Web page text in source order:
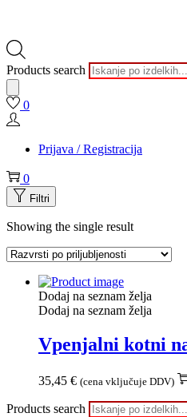
Products search
0
Prijava / Registracija
0
Filtri
Showing the single result
Dodaj na seznam želja
Dodaj na seznam želja
Vpenjalni kotni
35,45 € (cena vključuje DDV)
Products search